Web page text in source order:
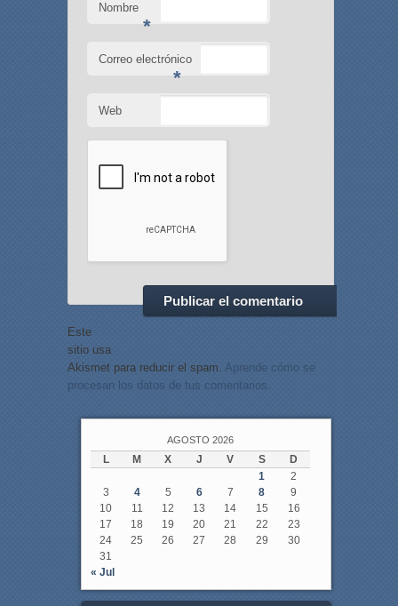
Nombre
*
Correo electrónico
*
Web
Este
sitio usa
Akismet para reducir el spam. Aprende cómo se
procesan los datos de tus comentarios.
AGOSTO 2026
L M X J V S
D
1
2
3
4 5 6 7 8
9
10
11 12 13 14 15
16
17
18 19 20 21 22
23
24
25 26 27 28 29
30
31
« Jul